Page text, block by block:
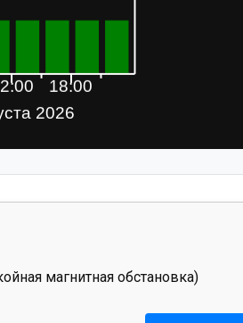
магнитная обстановка)